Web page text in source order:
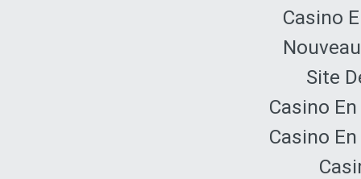
Casino
Site
Casino
Casino